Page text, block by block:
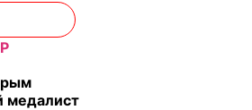
медалист